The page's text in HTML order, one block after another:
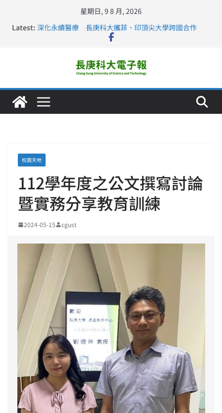
星期日, 9 8 月, 2026
Latest: 深化永續醫療 長庚科大攜菲、印頂尖大學跨國合作
長庚科大訪凱瑟醫療集團、美容學校收穫豐
仁德醫專與長庚科大締結策略聯盟 培育護理尖兵
長庚科大連四年穩居《遠見》醫學大學第5名 辦學實力再
校園天地
112學年度之公文撰寫討論
暨實務分享教育訓練
2024-05-15 cgust